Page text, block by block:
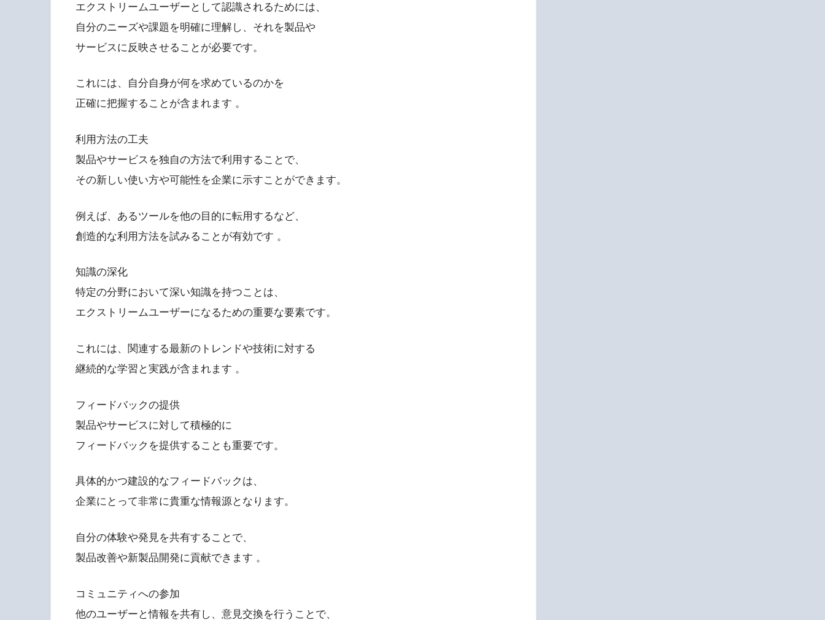
エクストリームユーザーとして認識されるためには、
自分のニーズや課題を明確に理解し、それを製品や
サービスに反映させることが必要です。
これには、自分自身が何を求めているのかを
正確に把握することが含まれます 。
利用方法の工夫
製品やサービスを独自の方法で利用することで、
その新しい使い方や可能性を企業に示すことができます。
例えば、あるツールを他の目的に転用するなど、
創造的な利用方法を試みることが有効です 。
知識の深化
特定の分野において深い知識を持つことは、
エクストリームユーザーになるための重要な要素です。
これには、関連する最新のトレンドや技術に対する
継続的な学習と実践が含まれます 。
フィードバックの提供
製品やサービスに対して積極的に
フィードバックを提供することも重要です。
具体的かつ建設的なフィードバックは、
企業にとって非常に貴重な情報源となります。
自分の体験や発見を共有することで、
製品改善や新製品開発に貢献できます 。
コミュニティへの参加
他のユーザーと情報を共有し、意見交換を行うことで、